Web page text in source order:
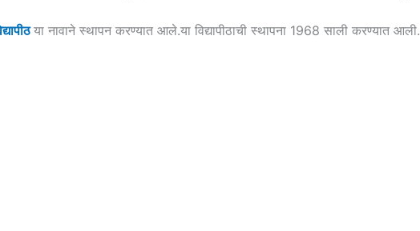
या नावाने स्थापन करण्यात आले.या विद्यापीठाची स्थापना 1968 साली करण्यात आली.